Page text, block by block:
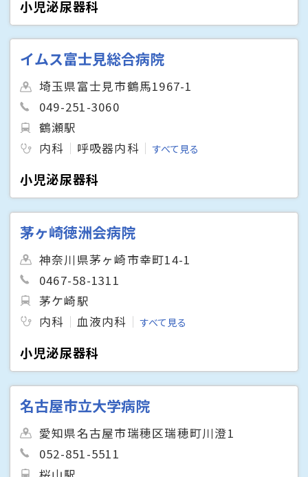
小児泌尿器科
イムス富士見総合病院
埼玉県富士見市鶴馬1967-1
049-251-3060
鶴瀬駅
内科
呼吸器内科 すべて見る
小児泌尿器科
茅ヶ崎徳洲会病院
神奈川県茅ヶ崎市幸町14-1
0467-58-1311
茅ケ崎駅
内科
血液内科 すべて見る
小児泌尿器科
名古屋市立大学病院
愛知県名古屋市瑞穂区瑞穂町川澄1
052-851-5511